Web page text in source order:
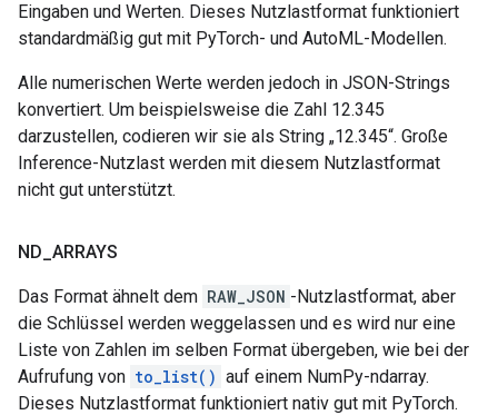
Eingaben und Werten. Dieses Nutzlastformat funktioniert
standardmäßig gut mit PyTorch- und AutoML-Modellen.
Alle numerischen Werte werden jedoch in JSON-Strings
konvertiert. Um beispielsweise die Zahl 12.345
darzustellen, codieren wir sie als String „12.345“. Große
Inference-Nutzlast werden mit diesem Nutzlastformat
nicht gut unterstützt.
ND ARRAYS
Das Format ähnelt dem RAW_JSON -Nutzlastformat, aber
die Schlüssel werden weggelassen und es wird nur eine
Liste von Zahlen im selben Format übergeben, wie bei der
Aufrufung von to_list() auf einem NumPy-ndarray.
Dieses Nutzlastformat funktioniert nativ gut mit PyTorch.